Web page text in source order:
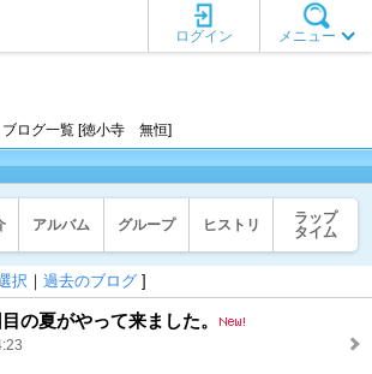
メニュー
ログイン
ブログ一覧 [徳小寺 無恒]
アルバム グループ ヒストリ
ラップ
タイム
択 ｜ 過去のブログ ]
の夏がやって来ました。